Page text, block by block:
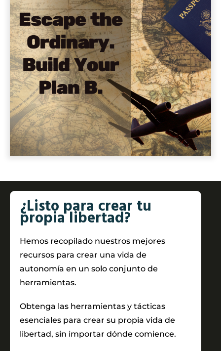
¿Listo para crear tu
propia libertad?
Hemos recopilado nuestros mejores
recursos para crear una vida de
autonomía en un solo conjunto de
herramientas.
Obtenga las herramientas y tácticas
esenciales para crear su propia vida de
libertad, sin importar dónde comience.